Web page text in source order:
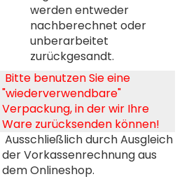
werden entweder
nachberechnet oder
unberarbeitet
zurückgesandt.
Bitte benutzen Sie eine
"wiederverwendbare"
Verpackung, in der wir Ihre
Ware zurücksenden können!
Ausschließlich durch Ausgleich
der Vorkassenrechnung aus
dem Onlineshop.